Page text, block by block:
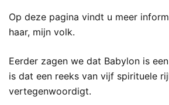
Op deze pagina vindt u meer
haar, mijn volk.
Eerder zagen we dat Babylon is
is dat een reeks van vijf spirituele
vertegenwoordigt.